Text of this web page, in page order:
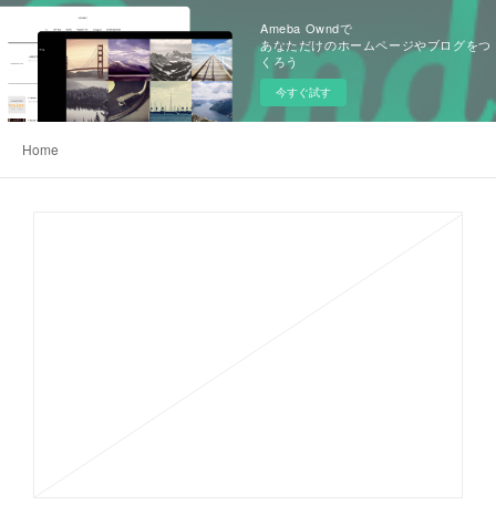
Ameba Owndで
あなただけのホームページやブログをつ
くろう
今すぐ試す
Home